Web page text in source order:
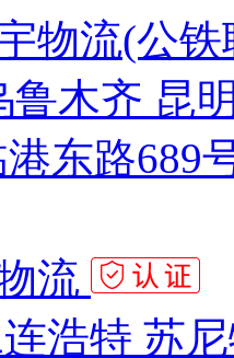
物流(公
鲁木齐 昆
东路689
流
浩特 苏